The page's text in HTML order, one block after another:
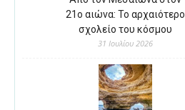
21ο αιώνα: Το αρχαιότερο
σχολείο του κόσμου
31 Ιουλίου 2026